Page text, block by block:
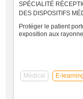
SPÉCIALITÉ
DES DISPOSITIFS
Protéger le patient
exposition aux
Médical E-